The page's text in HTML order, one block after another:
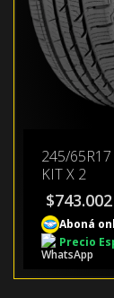
245/65R17
KIT X 2
$743.002
Aboná
Precio